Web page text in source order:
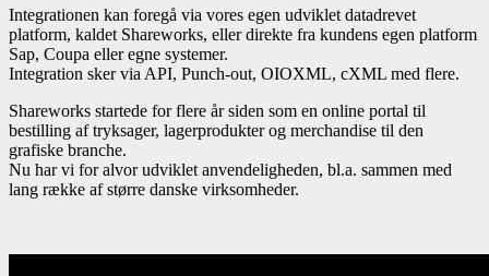
Integrationen kan foregå via vores egen udviklet datadrevet
platform, kaldet Shareworks, eller direkte fra kundens egen platform
Sap, Coupa eller egne systemer.
Integration sker via API, Punch-out, OIOXML, cXML med flere.
Shareworks startede for flere år siden som en online portal til
bestilling af tryksager, lagerprodukter og merchandise til den
grafiske branche.
Nu har vi for alvor udviklet anvendeligheden, bl.a. sammen med
lang række af større danske virksomheder.